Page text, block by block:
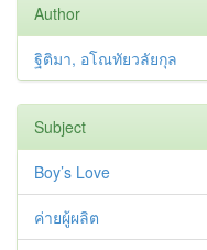
Author
ฐิติมา, อโณทัยวลัยกุล
Subject
Boy’s Love
ค่ายผู้ผลิต